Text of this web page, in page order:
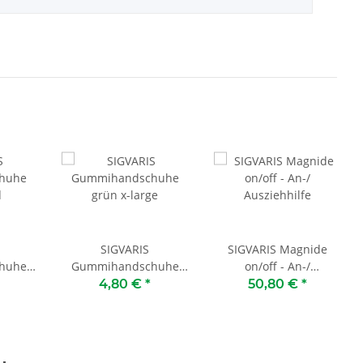
SIGVARIS
Gummihandschuhe
grün x-large
4,80 € *
SIGVARIS Magnide
on/off - An-/
Ausziehhilfe
50,80 € *